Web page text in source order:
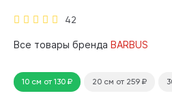
42
Все товары бренда BARBUS
10 см от 130₽ 20 см от 259 ₽